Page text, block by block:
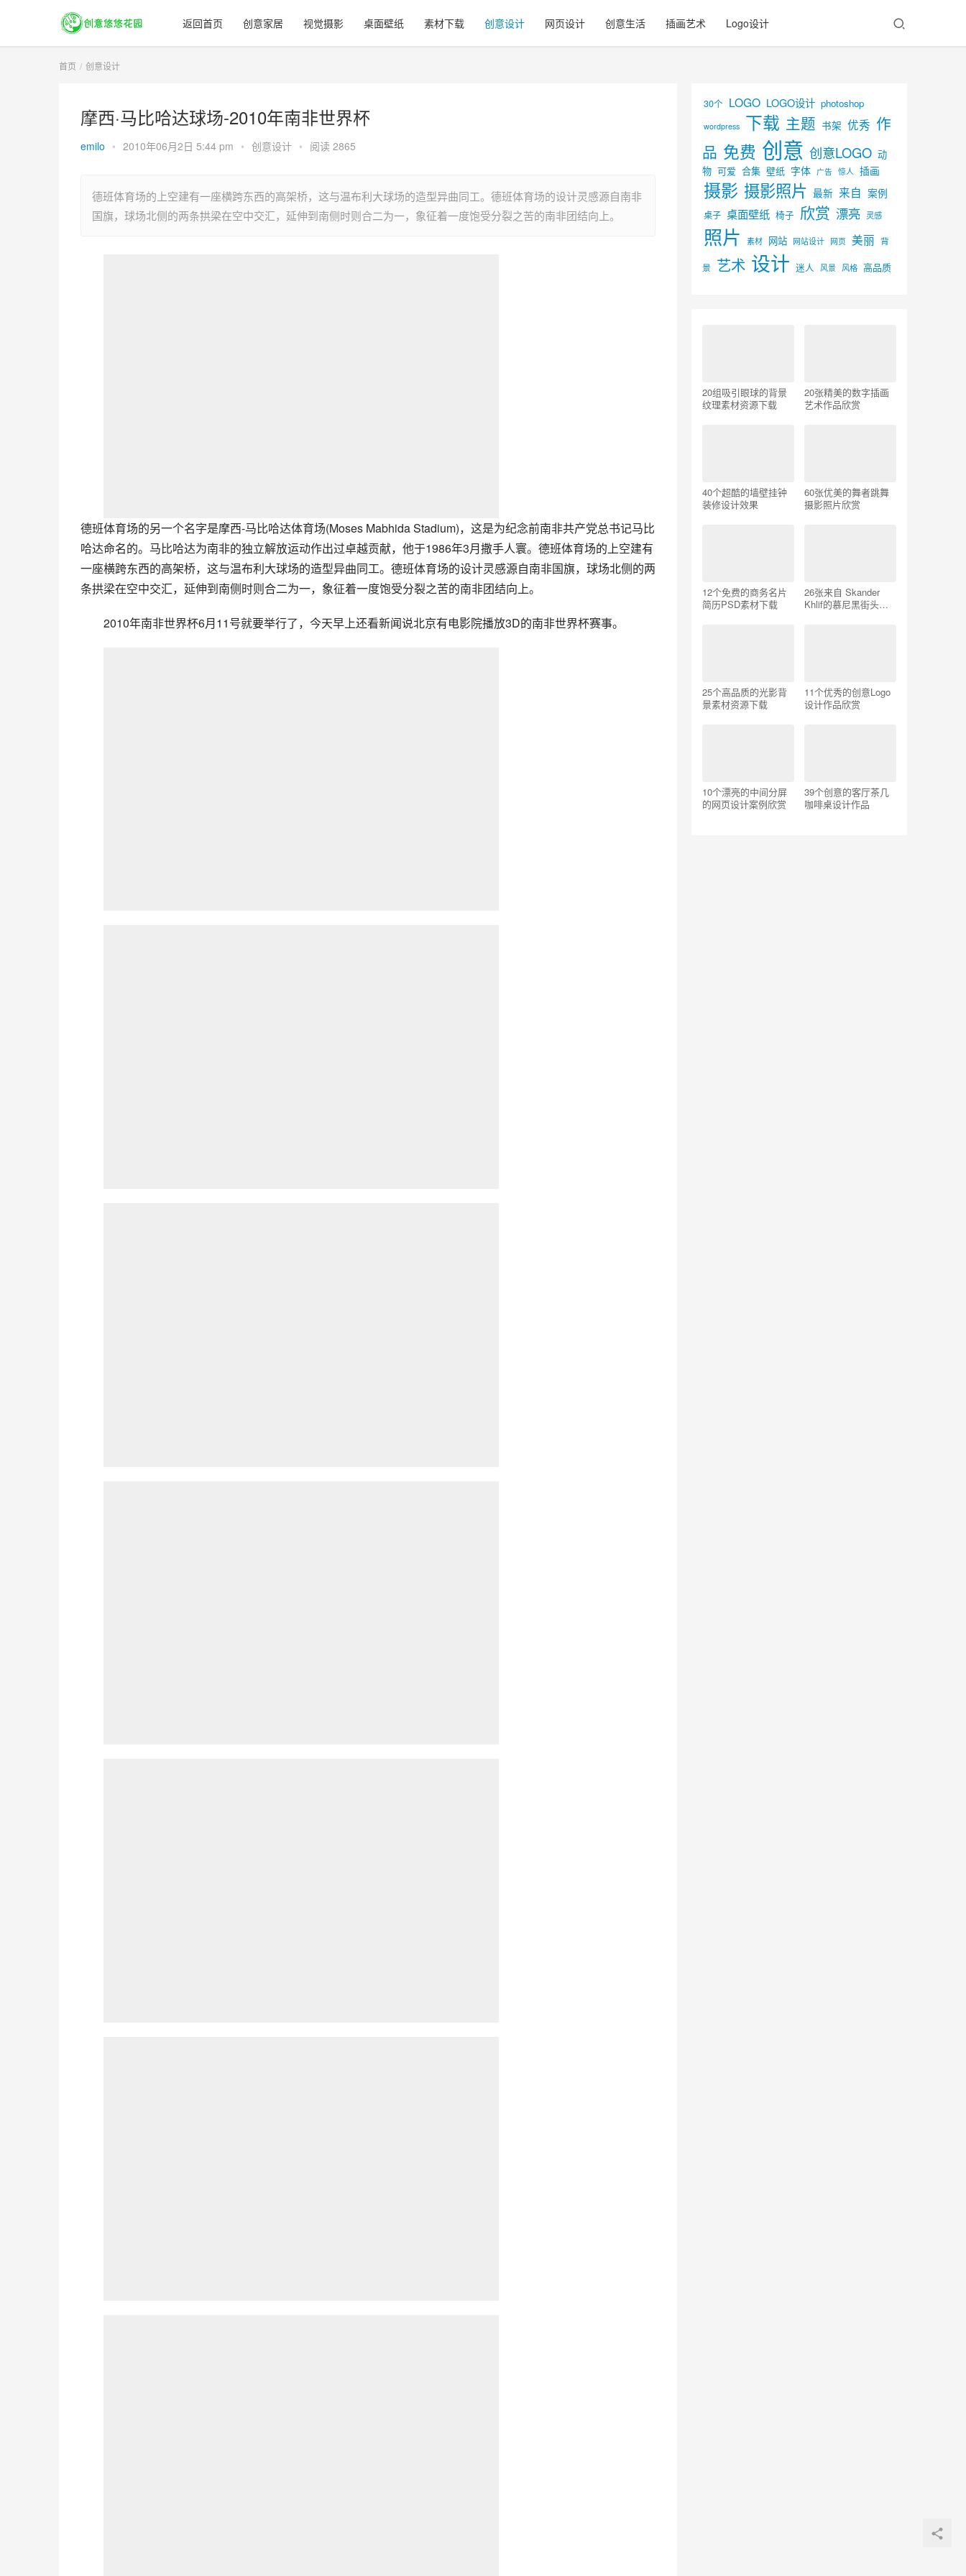
返回首页 创意家居 视觉摄影 桌面壁纸 素材下载 创意设计 网页设计 创意生活 插画艺术 Logo设计
首页 创意设计
摩西·马比哈达球场-2010年南非世界杯
emilo • 2010年06月2日 5:44 pm • 创意设计 • 阅读 2865
德班体育场的上空建有一座横跨东西的高架桥，这与温布利大球场的造型异曲同工。德班体育场的设计灵感源自南非
国旗，球场北侧的两条拱梁在空中交汇，延伸到南侧时则合二为一，象征着一度饱受分裂之苦的南非团结向上。
德班体育场的另一个名字是摩西-马比哈达体育场(Moses Mabhida Stadium)，这是为纪念前南非共产党总书记马比
哈达命名的。马比哈达为南非的独立解放运动作出过卓越贡献，他于1986年3月撒手人寰。德班体育场的上空建有
一座横跨东西的高架桥，这与温布利大球场的造型异曲同工。德班体育场的设计灵感源自南非国旗，球场北侧的两
条拱梁在空中交汇，延伸到南侧时则合二为一，象征着一度饱受分裂之苦的南非团结向上。
2010年南非世界杯6月11号就要举行了，今天早上还看新闻说北京有电影院播放3D的南非世界杯赛事。
30个 LOGO LOGO设计 photoshop
wordpress 下载 主题 书架 优秀 作
品 免费 创意 创意LOGO 动
物 可爱 合集 壁纸 字体 广告 惊人 插画
摄影 摄影照片 最新 来自 案例
桌子 桌面壁纸 椅子 欣赏 漂亮 灵感
照片 素材 网站 网站设计 网页 美丽 背
景 艺术 设计 迷人 风景 风格 高品质
20组吸引眼球的背景
纹理素材资源下载
20张精美的数字插画
艺术作品欣赏
40个超酷的墙壁挂钟
装修设计效果
60张优美的舞者跳舞
摄影照片欣赏
12个免费的商务名片
简历PSD素材下载
26张来自 Skander
Khlif的慕尼黑街头摄
25个高品质的光影背
景素材资源下载
11个优秀的创意Logo
设计作品欣赏
10个漂亮的中间分屏
的网页设计案例欣赏
39个创意的客厅茶几
咖啡桌设计作品